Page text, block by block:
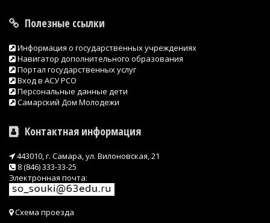
Полезные ссылки
Информация о государственных учреждениях
Навигатор дополнительного образования
Портал государственных услуг
Вход в АСУ РСО
Персональные данные дети
Самарский Дом Молодежи
Контактная информация
443010, г. Самара, ул. Вилоновская, 21
8 (846) 333-33-25
Электронная почта:
Схема проезда